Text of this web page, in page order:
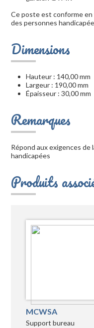
Ce poste est conforme en
des personnes
Dimensions
Hauteur : 140,00 mm
Largeur : 190,00 mm
Épaisseur : 30,00 mm
Remarques
Répond aux exigences de
handicapées
Produits
MCWSA
Support bureau